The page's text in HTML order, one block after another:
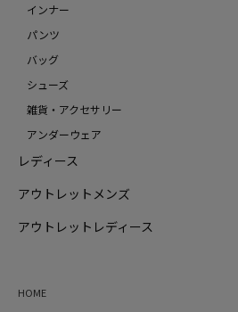
インナー
パンツ
バッグ
シューズ
雑貨・アクセサリー
アンダーウェア
レディース
アウトレットメンズ
アウトレットレディース
HOME